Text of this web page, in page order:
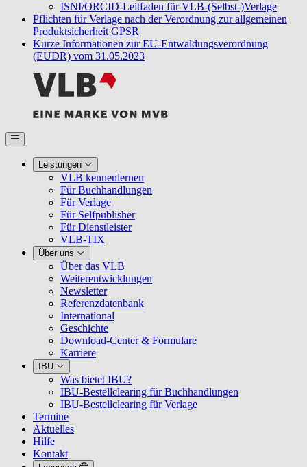
ISNI/ORCID-Leitfaden für VLB-(Selbst-)Verlage
Pflichten für Verlage nach der Verordnung zur allgemeinen
Produktsicherheit GPSR
Kurze Informationen zur EU-Entwaldungsverordnung
(EUDR) vom 31.05.2023
Leistungen
VLB kennenlernen
Für Buchhandlungen
Für Verlage
Für Selfpublisher
Für Dienstleister
VLB-TIX
Über uns
Über das VLB
Weiterentwicklungen
Newsletter
Referenzdatenbank
International
Geschichte
Download-Center & Formulare
Karriere
IBU
Was bietet IBU?
IBU-Bestellclearing für Buchhandlungen
IBU-Bestellclearing für Verlage
Termine
Aktuelles
Hilfe
Kontakt